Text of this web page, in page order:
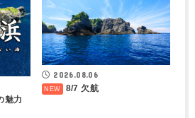
魅力
2026.08.06
8/7 欠航